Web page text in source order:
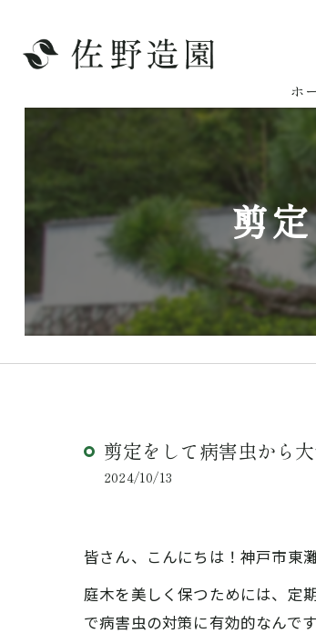
ホ
剪
剪定をして病害虫から
2024/10/13
皆さん、こんにちは！神戸市東
庭木を美しく保つためには、定
で病害虫の対策に有効的なんで